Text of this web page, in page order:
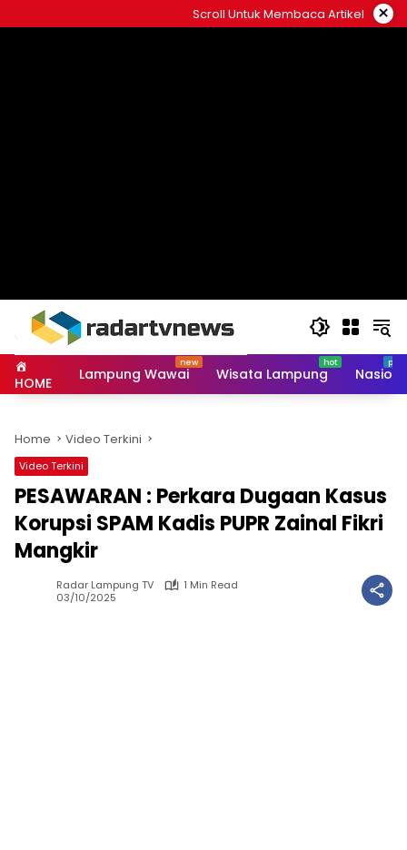
to
Scroll Untuk Membaca Artikel ×
HOME Lampung Wawai Wisata Lampung
Home Video Terkini
Video Terkini
PESAWARAN : Perkara Dugaan Kasus
Korupsi SPAM Kadis PUPR Zainal Fikri
Mangkir
Radar Lampung TV
1 Min Read
03/10/2025